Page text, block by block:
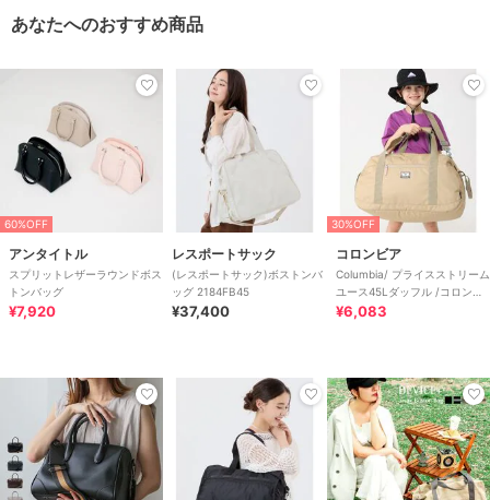
あなたへのおすすめ商品
60%OFF
アンタイトル
スプリットレザーラウンドボス
トンバッグ
¥7,920
レスポートサック
(レスポートサック)ボストンバ
ッグ 2184FB45
¥37,400
30%OFF
コロンビア
Columbia/ プライスストリーム
ユース45Lダッフル /コロンビ
ア
¥6,083